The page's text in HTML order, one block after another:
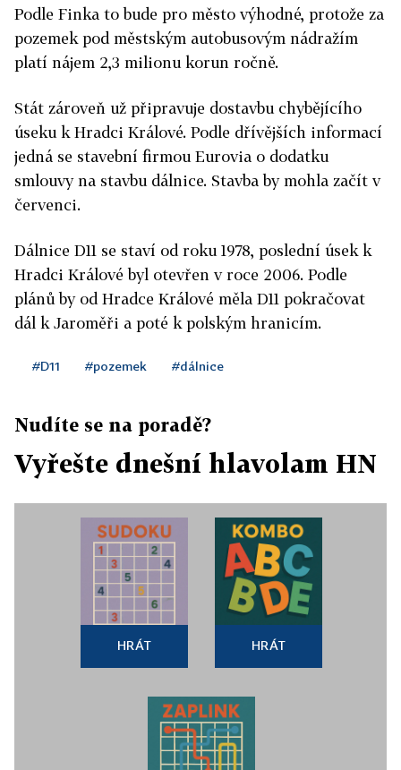
Podle Finka to bude pro město výhodné, protože za
pozemek pod městským autobusovým nádražím
platí nájem 2,3 milionu korun ročně.
Stát zároveň už připravuje dostavbu chybějícího
úseku k Hradci Králové. Podle dřívějších informací
jedná se stavební firmou Eurovia o dodatku
smlouvy na stavbu dálnice. Stavba by mohla začít v
červenci.
Dálnice D11 se staví od roku 1978, poslední úsek k
Hradci Králové byl otevřen v roce 2006. Podle
plánů by od Hradce Králové měla D11 pokračovat
dál k Jaroměři a poté k polským hranicím.
#D11 #pozemek #dálnice
Nudíte se na poradě?
Vyřešte dnešní hlavolam HN
HRÁT HRÁT